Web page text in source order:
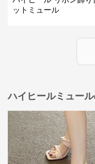
ットミュール
ハイヒールミュー